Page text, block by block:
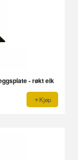
- røkt eik
Kjøp